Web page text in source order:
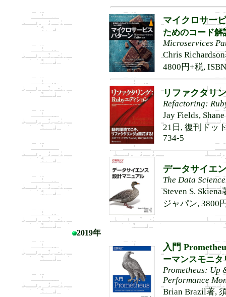
マイクロサー
ためのコード解
Microservices
Chris
4800円+税,
リファクタリ
Refactoring:
Jay Fields,
21日, 復刊ドッ
734-5
データサイエ
The Data
Steven S.
ジャパン, 3800
2019年
入門
ーマンスモニタ
Prometheus: Up
Performance
Brian Brazil著,